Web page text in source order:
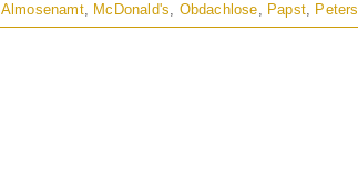
Almosenamt, McDonald's, Obdachlose, Papst,